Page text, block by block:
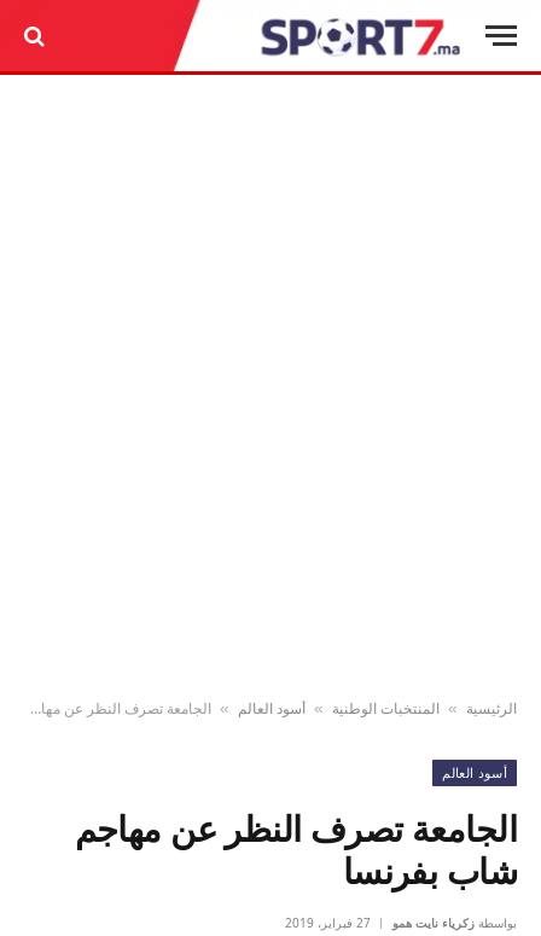
الرئيسية » المنتخبات الوطنية » أسود العالم » الجامعة تصرف النظر عن مهاجم شاب بفرنسا
أسود العالم
الجامعة تصرف النظر عن مهاجم
شاب بفرنسا
بواسطة زكرياء نايت همو 27 فبراير، 2019